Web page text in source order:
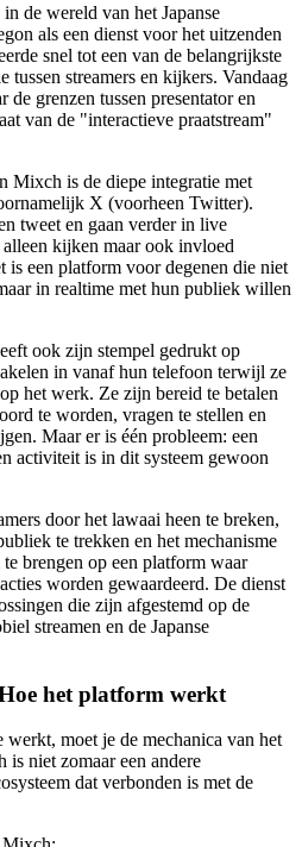
de wereld van het Japanse
als een dienst voor het uitzenden
snel tot een van de belangrijkste
streamers en kijkers. Vandaag
grenzen tussen presentator en
van de "interactieve praatstream"
Mixch is de diepe integratie met
X (voorheen Twitter).
tweet en gaan verder in live
kijken maar ook invloed
is een platform voor degenen die niet
in realtime met hun publiek willen
ook zijn stempel gedrukt op
in vanaf hun telefoon terwijl ze
het werk. Ze zijn bereid te betalen
te worden, vragen te stellen en
Maar er is één probleem: een
activiteit is in dit systeem gewoon
door het lawaai heen te breken,
te trekken en het mechanisme
brengen op een platform waar
worden gewaardeerd. De dienst
die zijn afgestemd op de
streamen en de Japanse
het platform werkt
moet je de mechanica van het
niet zomaar een andere
dat verbonden is met de